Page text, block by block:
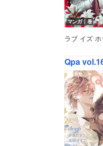
マンガ｜巻
ラブ イズ
Qpa